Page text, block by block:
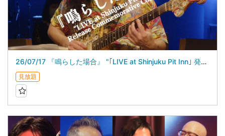
26/07/17 『鳴らした場合』 "｢LIVE at Shinjuku Pit Inn｣ 発売記念ライブ”
見放題